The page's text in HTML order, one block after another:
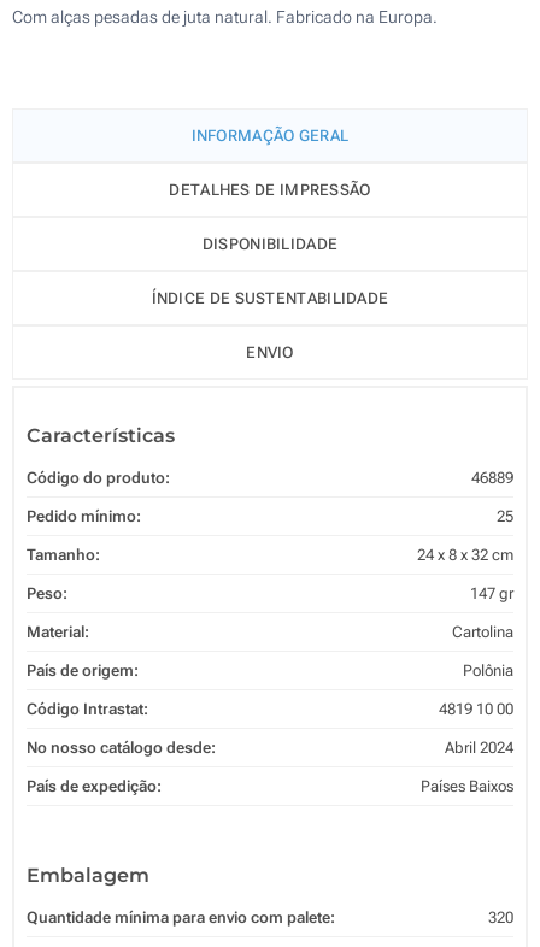
Com alças pesadas de juta natural. Fabricado na Europa.
INFORMAÇÃO GERAL
DETALHES DE IMPRESSÃO
DISPONIBILIDADE
ÍNDICE DE SUSTENTABILIDADE
ENVIO
Características
Código do produto: 46889
Pedido mínimo: 25
Tamanho: 24 x 8 x 32 cm
Peso: 147 gr
Material: Cartolina
País de origem: Polônia
Código Intrastat: 4819 10 00
No nosso catálogo desde: Abril 2024
País de expedição: Países Baixos
Embalagem
Quantidade mínima para envio com palete: 320